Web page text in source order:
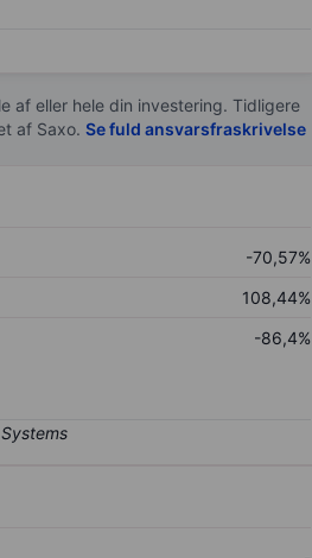
af eller hele din investering. Tidligere
af Saxo. Se fuld ansvarsfraskrivelse
-70,57%
108,44%
-86,4%